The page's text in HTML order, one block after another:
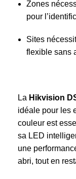
Zones
pour
Sites
flexible sans
La Hikvision
idéale pour les
couleur est
sa LED
une
abri, tout en